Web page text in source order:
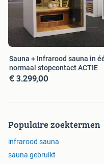
Sauna + Infrarood sauna in
normaal stopcontact ACTIE
€ 3.299,00
Populaire zoektermen
infrarood sauna
sauna gebruikt